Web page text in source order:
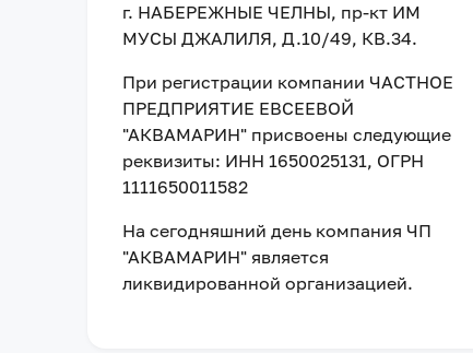
г. НАБЕРЕЖНЫЕ ЧЕЛНЫ, пр-кт ИМ
МУСЫ ДЖАЛИЛЯ, Д.10/49, КВ.34.
При регистрации компании ЧАСТНОЕ
ПРЕДПРИЯТИЕ ЕВСЕЕВОЙ
"АКВАМАРИН" присвоены следующие
реквизиты: ИНН 1650025131, ОГРН
1111650011582
На сегодняшний день компания ЧП
"АКВАМАРИН" является
ликвидированной организацией.